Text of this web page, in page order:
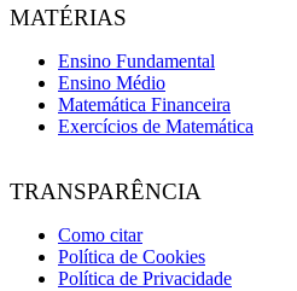
MATÉRIAS
Ensino Fundamental
Ensino Médio
Matemática Financeira
Exercícios de Matemática
TRANSPARÊNCIA
Como citar
Política de Cookies
Política de Privacidade